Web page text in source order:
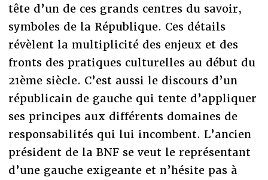
tête d’un de ces grands centres du savoir,
symboles de la République. Ces détails
révèlent la multiplicité des enjeux et des
fronts des pratiques culturelles au début du
21ème siècle. C’est aussi le discours d’un
républicain de gauche qui tente d’appliquer
ses principes aux différents domaines de
responsabilités qui lui incombent. L’ancien
président de la BNF se veut le représentant
d’une gauche exigeante et n’hésite pas à